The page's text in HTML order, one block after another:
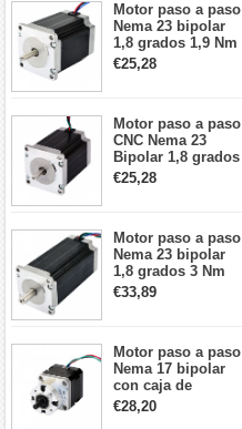
Motor paso a paso
Nema 23 bipolar
1,8 grados 1,9 Nm
2,8 A 3,2 V
57x57x76mm 4
€25,28
Motor paso a paso
CNC Nema 23
Bipolar 1,8 grados
1,9 Nm 3A 3,36 V
57x57x76mm 4
€25,28
Motor paso a paso
Nema 23 bipolar
1,8 grados 3 Nm
4,2A 57x57x114mm
motor paso a paso
€33,89
Motor paso a paso
Nema 17 bipolar
con caja de
cambios planetaria
5:1 longitud 33mm
€28,20